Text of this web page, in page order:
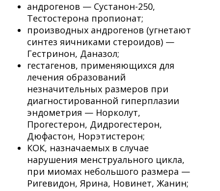
андрогенов — Сустанон-250,
Тестостерона пропионат;
производных андрогенов (угнетают
синтез яичниками стероидов) —
Гестринон, Даназол;
гестагенов, применяющихся для
лечения образований
незначительных размеров при
диагностированной гиперплазии
эндометрия — Норколут,
Прогестерон, Дидрогестерон,
Дюфастон, Норэтистерон;
КОК, назначаемых в случае
нарушения менструального цикла,
при миомах небольшого размера —
Ригевидон, Ярина, Новинет, Жанин;